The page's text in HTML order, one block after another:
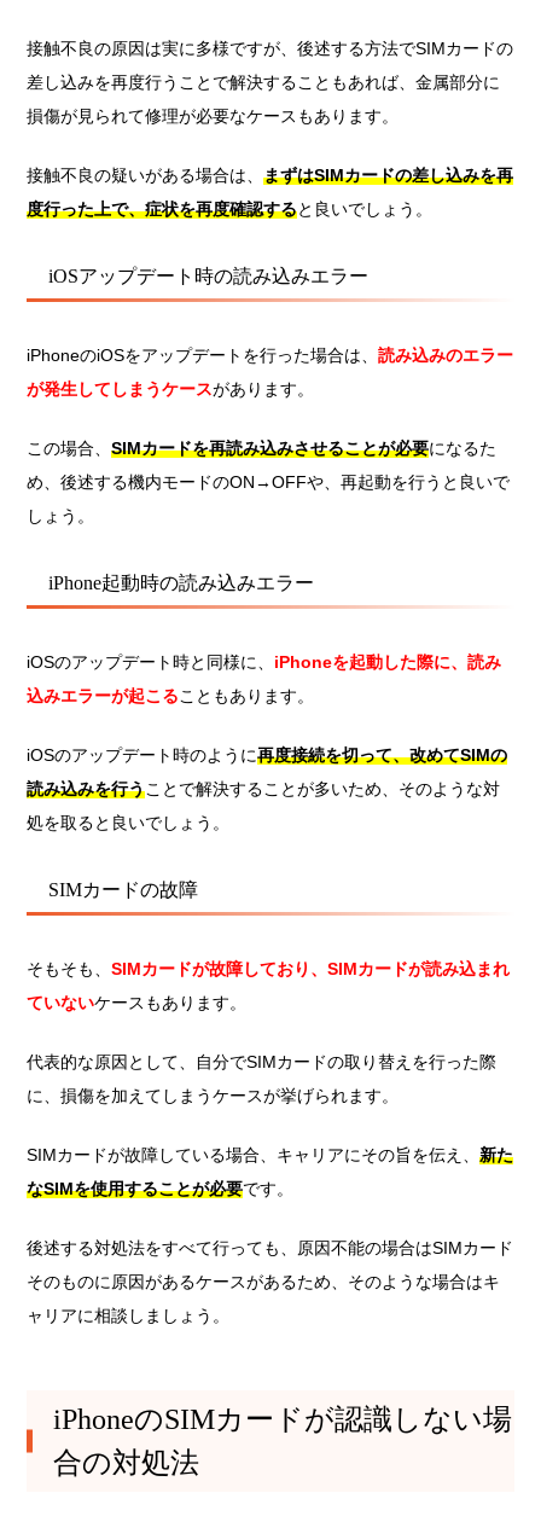
接触不良の原因は実に多様ですが、後述する方法でSIMカードの
差し込みを再度行うことで解決することもあれば、金属部分に
損傷が見られて修理が必要なケースもあります。
接触不良の疑いがある場合は、まずはSIMカードの差し込みを再
度行った上で、症状を再度確認すると良いでしょう。
iOSアップデート時の読み込みエラー
iPhoneのiOSをアップデートを行った場合は、読み込みのエラー
が発生してしまうケースがあります。
この場合、SIMカードを再読み込みさせることが必要になるた
め、後述する機内モードのON→OFFや、再起動を行うと良いで
しょう。
iPhone起動時の読み込みエラー
iOSのアップデート時と同様に、 iPhoneを起動した際に、読み
込みエラーが起こることもあります。
iOSのアップデート時のように再度接続を切って、改めてSIMの
読み込みを行うことで解決することが多いため、そのような対
処を取ると良いでしょう。
SIMカードの故障
そもそも、SIMカードが故障しており、SIMカードが読み込まれ
ていないケースもあります。
代表的な原因として、自分でSIMカードの取り替えを行った際
に、損傷を加えてしまうケースが挙げられます。
SIMカードが故障している場合、キャリアにその旨を伝え、新た
なSIMを使用することが必要です。
後述する対処法をすべて行っても、原因不能の場合はSIMカード
そのものに原因があるケースがあるため、そのような場合はキ
ャリアに相談しましょう。
iPhoneのSIMカードが認識しない場
合の対処法